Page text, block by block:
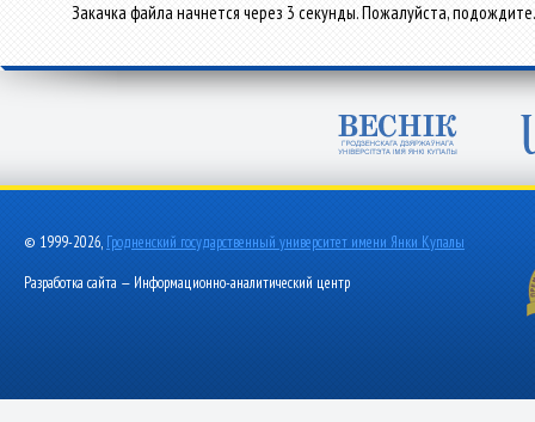
Закачка файла начнется через 3 секунды. Пожалуйста, подождите.
© 1999-2026, Гродненский государственный университет имени Янки Купалы
Разработка сайта — Информационно-аналитический центр